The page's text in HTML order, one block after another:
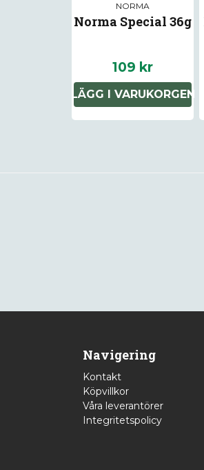
NORMA
Norma Special 36g
109 kr
LÄGG I VARUKORGEN
Navigering
Kontakt
Köpvillkor
Våra leverantörer
Integritetspolicy